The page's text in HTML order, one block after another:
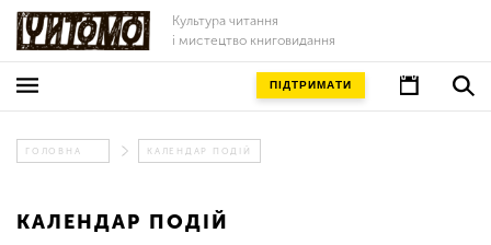
Культура читання
і мистецтво книговидання
ПІДТРИМАТИ
ГОЛОВНА КАЛЕНДАР ПОДІЙ
КАЛЕНДАР ПОДІЙ